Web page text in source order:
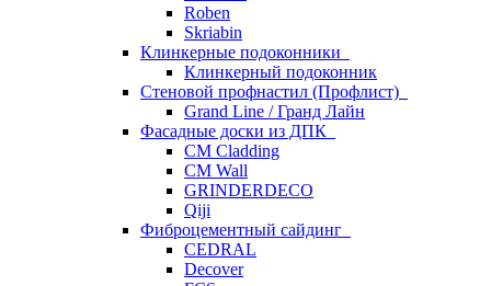
Roben
Skriabin
Клинкерные подоконники
Клинкерный подоконник
Стеновой профнастил (Профлист)
Grand Line / Гранд Лайн
Фасадные доски из ДПК
CM Cladding
CM Wall
GRINDERDECO
Qiji
Фиброцементный сайдинг
CEDRAL
Decover